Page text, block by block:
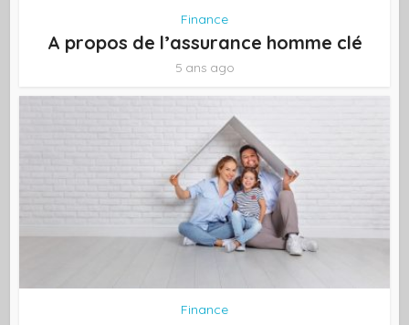
Finance
A propos de l’assurance homme clé
5 ans ago
Finance